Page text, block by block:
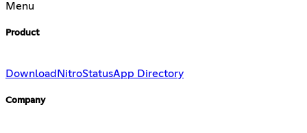
Menu
Product
Download NitroStatusApp Directory
Company